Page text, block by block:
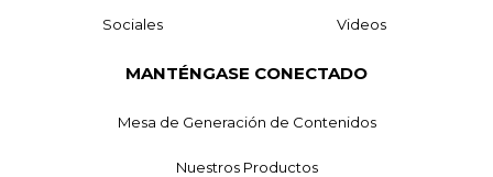
Sociales Videos
MANTÉNGASE CONECTADO
Mesa de Generación de Contenidos
Nuestros Productos